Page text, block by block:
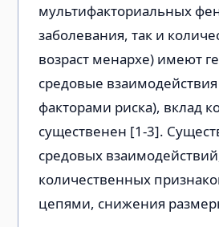
мультифакториальных
заболевания, так и
возраст менархе) имеют
средовые
факторами риска), вклад
существенен [1-3].
средовых
количественных
цепями, снижения